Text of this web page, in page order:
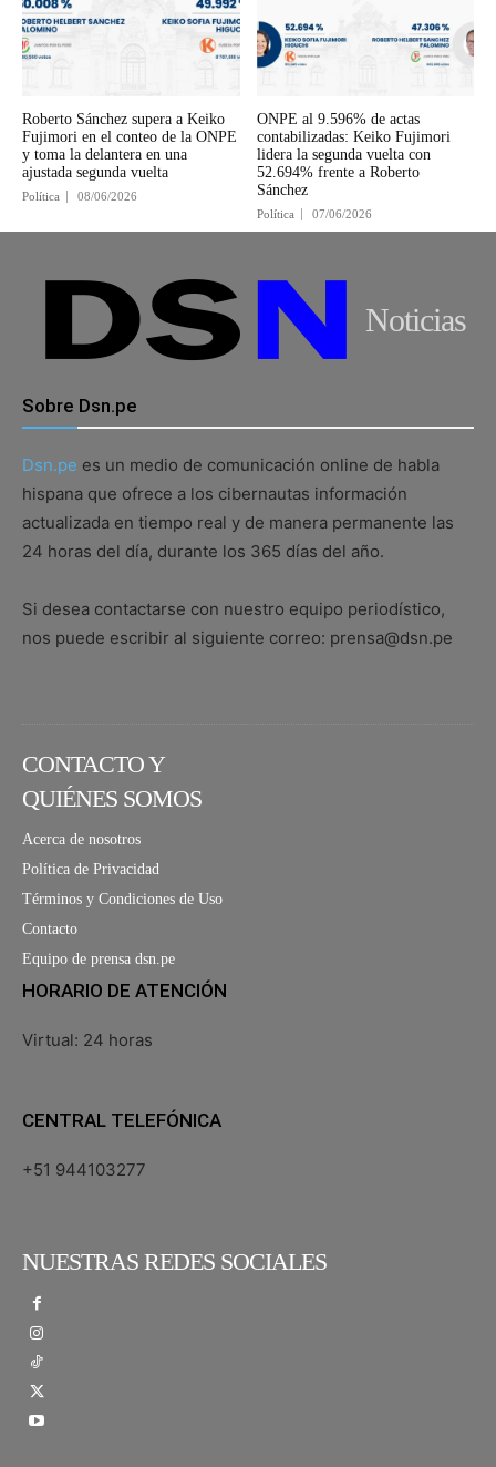
Roberto Sánchez supera a Keiko
Fujimori en el conteo de la ONPE
y toma la delantera en una
ajustada segunda vuelta
Política 08/06/2026
ONPE al 9.596% de actas
contabilizadas: Keiko Fujimori
lidera la segunda vuelta con
52.694% frente a Roberto
Sánchez
Política 07/06/2026
Noticias
Sobre Dsn.pe
Dsn.pe es un medio de comunicación online de habla
hispana que ofrece a los cibernautas información
actualizada en tiempo real y de manera permanente las
24 horas del día, durante los 365 días del año.
Si desea contactarse con nuestro equipo periodístico,
nos puede escribir al siguiente correo: prensa@dsn.pe
CONTACTO Y
QUIÉNES SOMOS
Acerca de nosotros
Política de Privacidad
Términos y Condiciones de Uso
Contacto
Equipo de prensa dsn.pe
HORARIO DE ATENCIÓN
Virtual: 24 horas
CENTRAL TELEFÓNICA
+51 944103277
NUESTRAS REDES SOCIALES